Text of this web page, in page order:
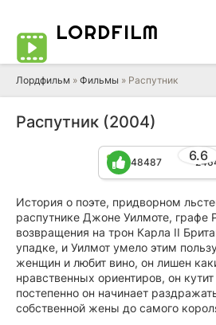
LORDFILM
Лордфильм » Фильмы » Распутник
Распутник (2004)
6.6
48487
История о поэте, придворном
распутнике Джоне Уилмоте, графе
возвращения на трон Карла II
упадке, и Уилмот умело этим
женщин и любит вино, он лишен
нравственных ориентиров, он
постепенно он начинает
собственной жены до самого